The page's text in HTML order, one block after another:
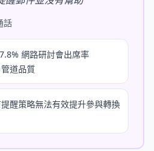
話
7.8% 網路研討會出席率
道品質
醒策略無法有效提升參與轉換